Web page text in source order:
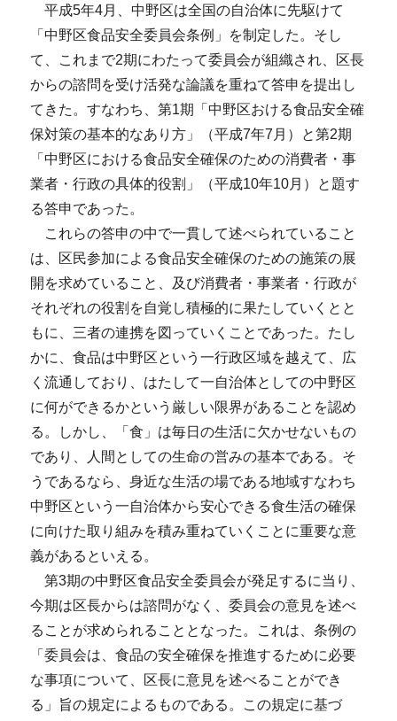
平成5年4月、中野区は全国の自治体に先駆けて
「中野区食品安全委員会条例」を制定した。そし
て、これまで2期にわたって委員会が組織され、区長
からの諮問を受け活発な論議を重ねて答申を提出し
てきた。すなわち、第1期「中野区おける食品安全確
保対策の基本的なあり方」（平成7年7月）と第2期
「中野区における食品安全確保のための消費者・事
業者・行政の具体的役割」（平成10年10月）と題す
る答申であった。
これらの答申の中で一貫して述べられていること
は、区民参加による食品安全確保のための施策の展
開を求めていること、及び消費者・事業者・行政が
それぞれの役割を自覚し積極的に果たしていくとと
もに、三者の連携を図っていくことであった。たし
かに、食品は中野区という一行政区域を越えて、広
く流通しており、はたして一自治体としての中野区
に何ができるかという厳しい限界があることを認め
る。しかし、「食」は毎日の生活に欠かせないもの
であり、人間としての生命の営みの基本である。そ
うであるなら、身近な生活の場である地域すなわち
中野区という一自治体から安心できる食生活の確保
に向けた取り組みを積み重ねていくことに重要な意
義があるといえる。
第3期の中野区食品安全委員会が発足するに当り、
今期は区長からは諮問がなく、委員会の意見を述べ
ることが求められることとなった。これは、条例の
「委員会は、食品の安全確保を推進するために必要
な事項について、区長に意見を述べることができ
る」旨の規定によるものである。この規定に基づ